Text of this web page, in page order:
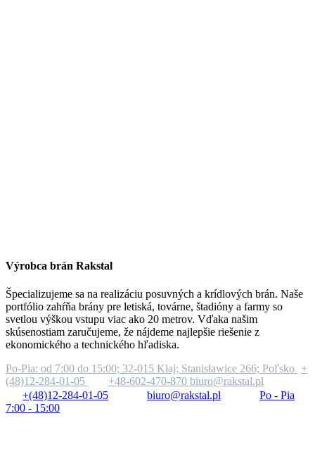
Výrobca brán Rakstal
Špecializujeme sa na realizáciu posuvných a krídlových brán. Naše
portfólio zahŕňa brány pre letiská, továrne, štadióny a farmy so
svetlou výškou vstupu viac ako 20 metrov. Vďaka našim
skúsenostiam zaručujeme, že nájdeme najlepšie riešenie z
ekonomického a technického hľadiska.
Po-Pia: od 7:00 do 15:00; 32-015 Kłaj; Stanisławice 266; Poľsko +
(48)12-284-01-05
+48-602-470-870 biuro@rakstal.pl
+(48)12-284-01-05
biuro@rakstal.pl
Po - Pia
7:00 - 15:00